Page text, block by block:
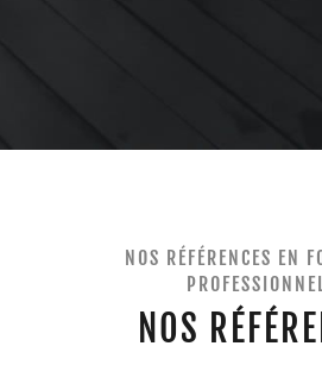
NOS RÉFÉRENCES EN
NOS